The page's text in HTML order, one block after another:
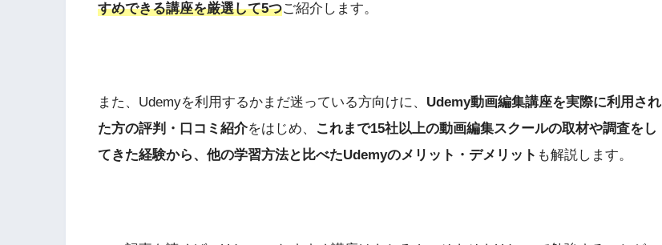
すめできる講座を厳選して5つご紹介します。
また、Udemyを利用するかまだ迷っている方向けに、 Udemy動画編集講座を実際に利用され
た方の評判・口コミ紹介をはじめ、
これまで15社以上の動画編集スクールの取材や調査をし
てきた経験から、他の学習方法と比べたUdemyのメリット・デメリット も解説します。